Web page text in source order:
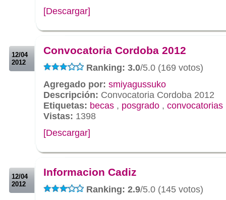
[Descargar]
12/04
2012
Convocatoria Cordoba 2012
Ranking: 3.0/5.0 (169 votos)
Agregado por: smiyagussuko
Descripción: Convocatoria Cordoba 2012
Etiquetas: becas , posgrado , convocatorias
Vistas: 1398
[Descargar]
12/04
2012
Informacion Cadiz
Ranking: 2.9/5.0 (145 votos)